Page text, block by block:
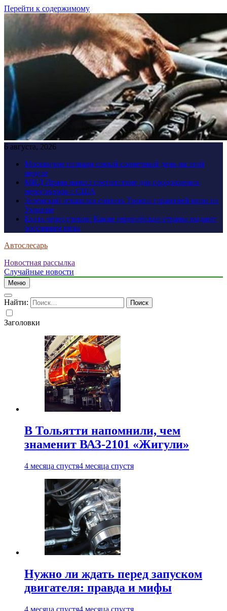
Перейти к содержимому
6 августа, 2026
Москвичам назвали самый солнечный день на этой
неделе
МИД Ирана назвал препятствие для продолжения
переговоров с США
Зеленский отказался считать Трампа гарантией мира на
Украине
Ехать через греков: Какие европейские страны выдают
россиянам визы
Автослесарь
Новостная рассылка
Случайные новости
Меню
Найти:
Заголовки
В Тольятти напомнили, чем
знаменит ВАЗ-2101 «Жигули»
4 месяца спустя4 месяца спустя
Нужно ли ждать перед запуском
двигателя: правда и мифы
4 месяца спустя4 месяца спустя